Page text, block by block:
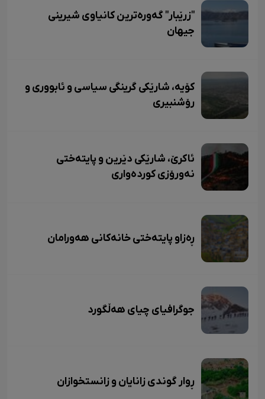
"زرێبار" گەورەترین کانیاوی شیرینی
جیهان
کۆیە، شارێکی گرینگی سیاسی و ئابووری و
رۆشنبیری
ئاکرێ، شارێکی دێرین و پایتەختی
نەورۆزی کوردەواری
ڕەزاو پایتەختی خانەکانی هەورامان
جوگرافیای چیای هەڵگورد
ڕوار گوندی زانایان و زانستخوازان